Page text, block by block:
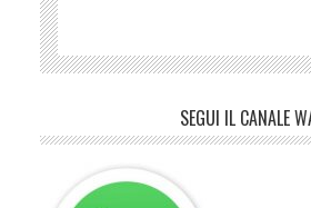
SEGUI IL CANALE